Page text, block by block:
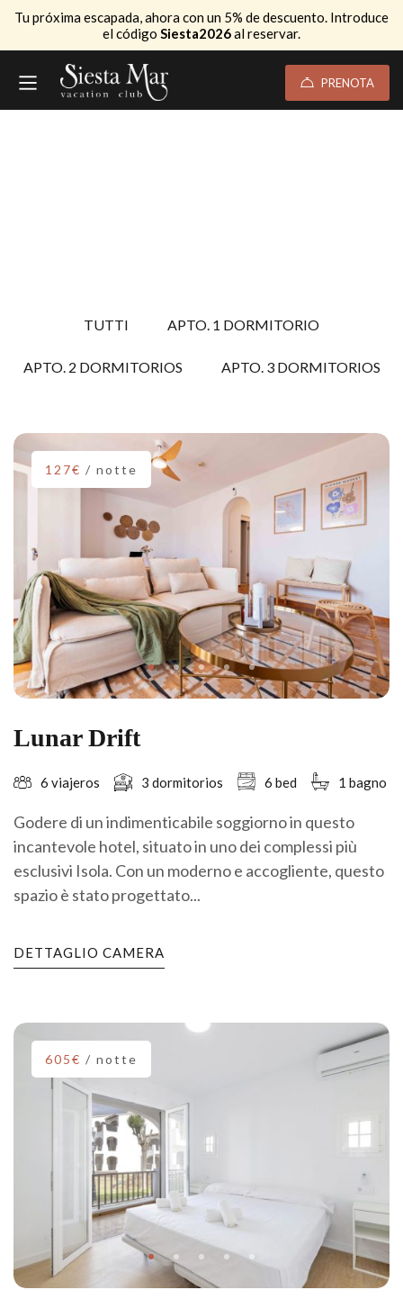
Tu próxima escapada, ahora con un 5% de descuento. Introduce
el código Siesta2026al reservar.
PRENOTA
TUTTI APTO. 1 DORMITORIO
APTO. 2 DORMITORIOS APTO. 3 DORMITORIOS
127€ / notte
Lunar Drift
6 viajeros 3 dormitorios 6 bed 1 bagno
Godere di un indimenticabile soggiorno in questo
incantevole hotel, situato in uno dei complessi più
esclusivi Isola. Con un moderno e accogliente, questo
spazio è stato progettato...
DETTAGLIO CAMERA
605€ / notte